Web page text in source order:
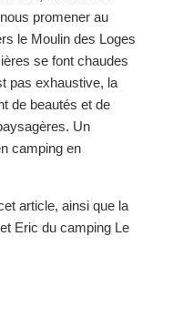
promener au
le Moulin des Loges
se font chaudes
pas exhaustive, la
de beautés et de
Un
camping en
article, ainsi que la
Eric du camping Le